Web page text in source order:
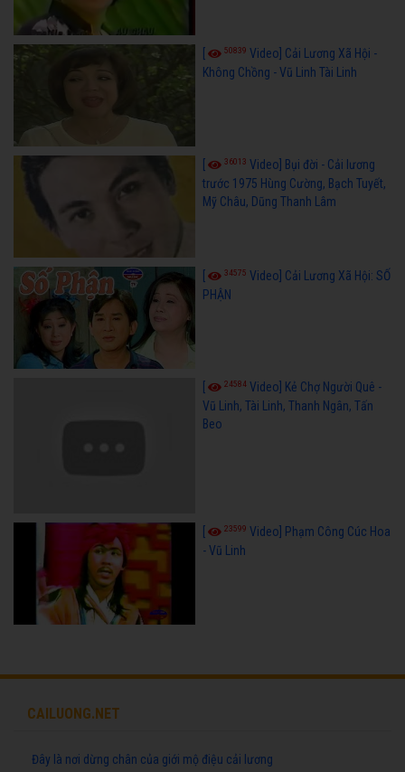
50839 Video] Cải Lương Xã Hội -
Không Chồng - Vũ Linh Tài Linh
36013 Video] Bụi đời - Cải lương
trước 1975 Hùng Cường, Bạch Tuyết,
Mỹ Châu, Dũng Thanh Lâm
34575 Video] Cải Lương Xã Hội: SỐ
PHẬN
24584 Video] Kẻ Chợ Người Quê -
Vũ Linh, Tài Linh, Thanh Ngân, Tấn
Beo
23599 Video] Phạm Công Cúc Hoa
- Vũ Linh
CAILUONG.NET
Đây là nơi dừng chân của giới mộ điệu cải lương